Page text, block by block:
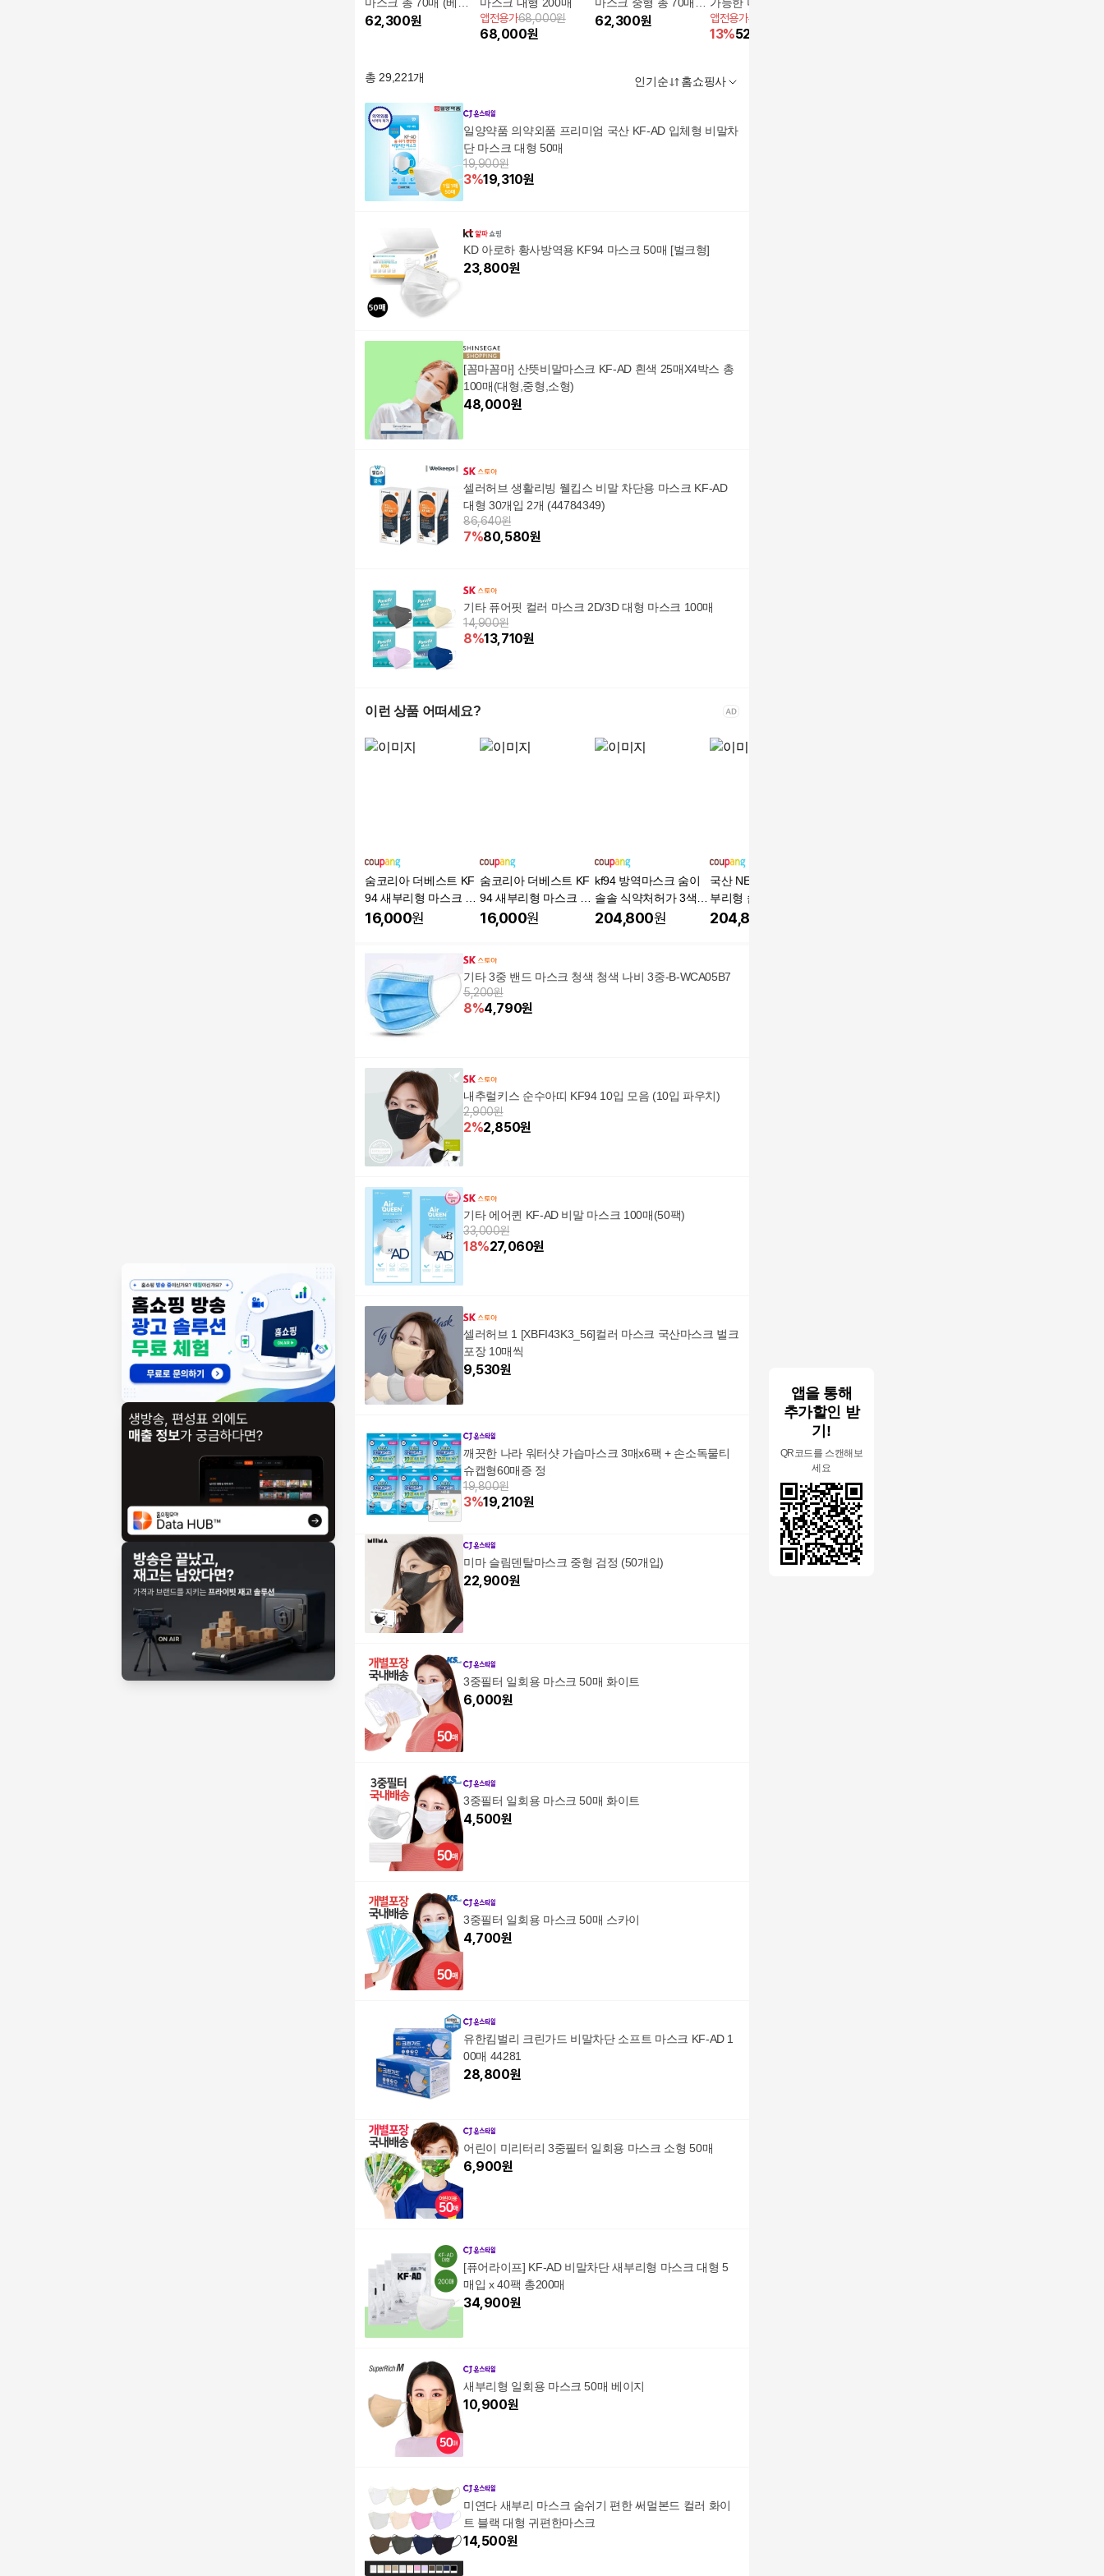
앱을 통해
추가할인 받
기!
QR코드를 스캔해보
세요
지/핑크/그레이/블랙)
62,300원
앱전용가68,000원
68,000원
(베이지/핑크/그레이/블
62,300원
스크 60매
앱전용가59,900원
13%52,110
총 29,221개 인기순 홈쇼핑사
일양약품 의약외품 프리미엄 국산 KF-AD 입체형 비말차
단 마스크 대형 50매
19,900원
3%19,310원
KD 아로하 황사방역용 KF94 마스크 50매 [벌크형]
23,800원
[꼼마꼼마] 산뜻비말마스크 KF-AD 흰색 25매X4박스 총
100매(대형,중형,소형)
48,000원
셀러허브 생활리빙 웰킵스 비말 차단용 마스크 KF-AD
대형 30개입 2개 (44784349)
86,640원
7%80,580원
기타 퓨어핏 컬러 마스크 2D/3D 대형 마스크 100매
14,900원
8%13,710원
이런 상품 어떠세요?
숨코리아 더베스트 KF
94 새부리형 마스크 대
형, 개별포장 국내산, 1
16,000원
숨코리아 더베스트 KF
94 새부리형 마스크 대
형, 개별포장 국내산, 1
16,000원
kf94 방역마스크 숨이
솔솔 식약처허가 3색
마스크 대형
204,800원
국산 NEW 프리미엄 새
부리형 숨이솔솔 KF94
대형
204,800
기타 3중 밴드 마스크 청색 청색 나비 3중-B-WCA05B7
5,200원
8%4,790원
내추럴키스 순수아띠 KF94 10입 모음 (10입 파우치)
2,900원
2%2,850원
기타 에어퀸 KF-AD 비말 마스크 100매(50팩)
33,000원
18%27,060원
셀러허브 1 [XBFI43K3_56]컬러 마스크 국산마스크 벌크
포장 10매씩
9,530원
깨끗한 나라 워터샷 가습마스크 3매x6팩 + 손소독물티
슈캡형60매증 정
19,800원
3%19,210원
미마 슬림덴탈마스크 중형 검정 (50개입)
22,900원
3중필터 일회용 마스크 50매 화이트
6,000원
3중필터 일회용 마스크 50매 화이트
4,500원
3중필터 일회용 마스크 50매 스카이
4,700원
유한킴벌리 크린가드 비말차단 소프트 마스크 KF-AD 1
00매 44281
28,800원
어린이 미리터리 3중필터 일회용 마스크 소형 50매
6,900원
[퓨어라이프] KF-AD 비말차단 새부리형 마스크 대형 5
매입 x 40팩 총200매
34,900원
새부리형 일회용 마스크 50매 베이지
10,900원
미연다 새부리 마스크 숨쉬기 편한 써멀본드 컬러 화이
트 블랙 대형 귀편한마스크
14,500원